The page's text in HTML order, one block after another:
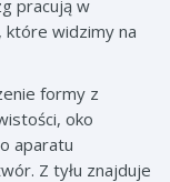
pracują w
które widzimy na
formy z
oko
aparatu
Z tyłu znajduje